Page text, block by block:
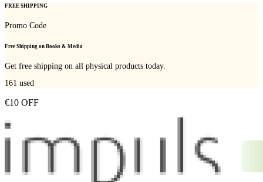
FREE SHIPPING
Promo Code
Free Shipping on Books & Media
Get free shipping on all physical products today.
161 used
€10 OFF